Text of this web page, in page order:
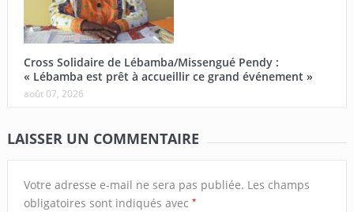
Cross Solidaire de Lébamba/Missengué Pendy :
« Lébamba est prêt à accueillir ce grand événement »
août 07, 2026
LAISSER UN COMMENTAIRE
Votre adresse e-mail ne sera pas publiée. Les champs
obligatoires sont indiqués avec *